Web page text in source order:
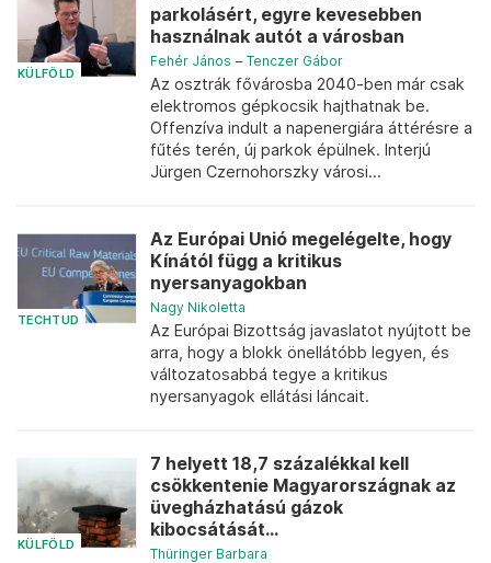
KÜLFÖLD
parkolásért, egyre kevesebben
használnak autót a városban
Fehér János – Tenczer Gábor
Az osztrák fővárosba 2040-ben már csak
elektromos gépkocsik hajthatnak be.
Offenzíva indult a napenergiára áttérésre a
fűtés terén, új parkok épülnek. Interjú
Jürgen Czernohorszky városi...
TECHTUD
Az Európai Unió megelégelte, hogy
Kínától függ a kritikus
nyersanyagokban
Nagy Nikoletta
Az Európai Bizottság javaslatot nyújtott be
arra, hogy a blokk önellátóbb legyen, és
változatosabbá tegye a kritikus
nyersanyagok ellátási láncait.
KÜLFÖLD
7 helyett 18,7 százalékkal kell
csökkentenie Magyarországnak az
üvegházhatású gázok
kibocsátását...
Thüringer Barbara